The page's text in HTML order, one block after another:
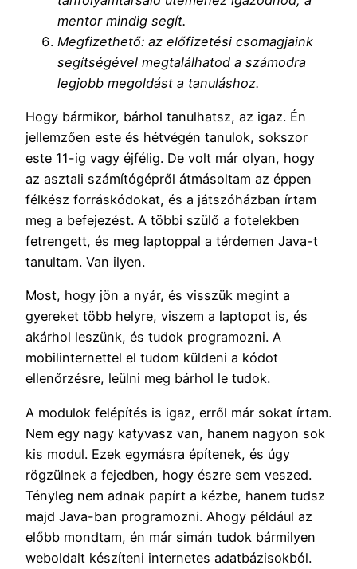
mentor mindig segít.
Megfizethető: az előfizetési csomagjaink
segítségével megtalálhatod a számodra
legjobb megoldást a tanuláshoz.
Hogy bármikor, bárhol tanulhatsz, az igaz. Én
jellemzően este és hétvégén tanulok, sokszor
este 11-ig vagy éjfélig. De volt már olyan, hogy
az asztali számítógépről átmásoltam az éppen
félkész forráskódokat, és a játszóházban írtam
meg a befejezést. A többi szülő a fotelekben
fetrengett, és meg laptoppal a térdemen Java-t
tanultam. Van ilyen.
Most, hogy jön a nyár, és visszük megint a
gyereket több helyre, viszem a laptopot is, és
akárhol leszünk, és tudok programozni. A
mobilinternettel el tudom küldeni a kódot
ellenőrzésre, leülni meg bárhol le tudok.
A modulok felépítés is igaz, erről már sokat írtam.
Nem egy nagy katyvasz van, hanem nagyon sok
kis modul. Ezek egymásra építenek, és úgy
rögzülnek a fejedben, hogy észre sem veszed.
Tényleg nem adnak papírt a kézbe, hanem tudsz
majd Java-ban programozni. Ahogy például az
előbb mondtam, én már simán tudok bármilyen
weboldalt készíteni internetes adatbázisokból.